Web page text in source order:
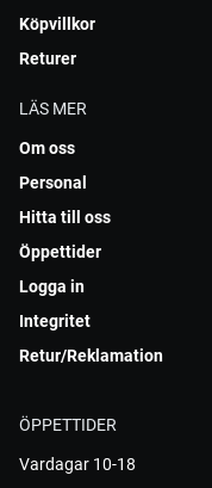
Köpvillkor
Returer
LÄS MER
Om oss
Personal
Hitta till oss
Öppettider
Logga in
Integritet
Retur/Reklamation
ÖPPETTIDER
Vardagar 10-18